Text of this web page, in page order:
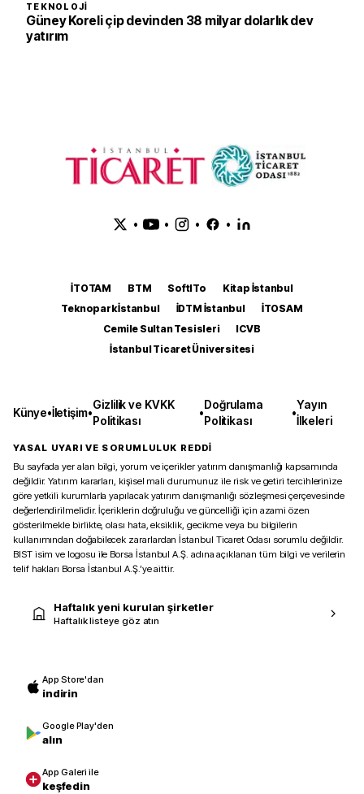
TEKNOLOJI
Güney Koreli çip devinden 38 milyar dolarlık dev
yatırım
• • • •
İTOTAM BTM SoftITo
Kitap İstanbul
Teknopark İstanbul
İDTM İstanbul
İTOSAM
Cemile Sultan Tesisleri
ICVB
İstanbul Ticaret Üniversitesi
Künye•İletişim•
Gizlilik ve KVKK
Politikası
•
Doğrulama
Politikası
•
Yayın
İlkeleri
YASAL UYARI VE SORUMLULUK REDDİ
Bu sayfada yer alan bilgi, yorum ve içerikler yatırım danışmanlığı kapsamında
değildir. Yatırım kararları, kişisel mali durumunuz ile risk ve getiri tercihlerinize
göre yetkili kurumlarla yapılacak yatırım danışmanlığı sözleşmesi çerçevesinde
değerlendirilmelidir. İçeriklerin doğruluğu ve güncelliği için azami özen
gösterilmekle birlikte, olası hata, eksiklik, gecikme veya bu bilgilerin
kullanımından doğabilecek zararlardan İstanbul Ticaret Odası sorumlu değildir.
BIST isim ve logosu ile Borsa İstanbul A.Ş. adına açıklanan tüm bilgi ve verilerin
telif hakları Borsa İstanbul A.Ş.’ye aittir.
Haftalık yeni kurulan şirketler
Haftalık listeye göz atın
App Store'dan
indirin
Google Play'den
alın
App Galeri ile
keşfedin